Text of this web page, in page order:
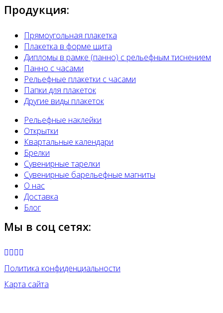
Продукция:
Прямоугольная плакетка
Плакетка в форме щита
Дипломы в рамке (панно) с рельефным тиснением
Панно с часами
Рельефные плакетки с часами
Папки для плакеток
Другие виды плакеток
Рельефные наклейки
Открытки
Квартальные календари
Брелки
Сувенирные тарелки
Сувенирные барельефные магниты
О нас
Доставка
Блог
Мы в соц сетях:
Политика конфиденциальности
Карта сайта